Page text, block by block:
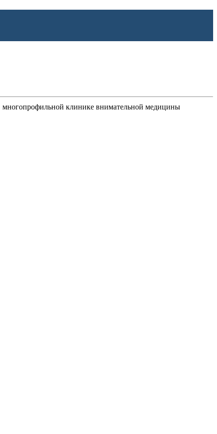
многопрофильной клинике внимательной медицины